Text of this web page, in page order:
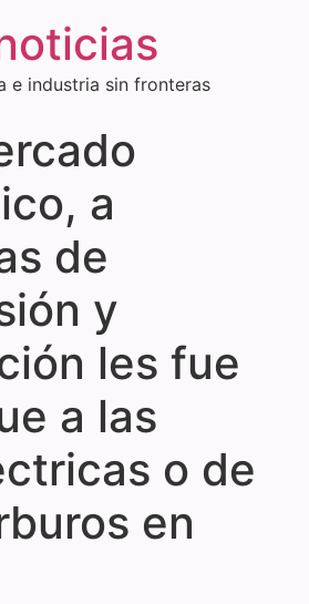
e industria sin fronteras
a
de
y
les fue
a las
o de
en